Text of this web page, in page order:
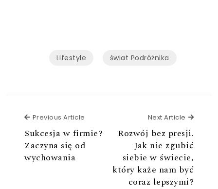
Lifestyle świat Podróżnika
Previous Article
Sukcesja w firmie?
Zaczyna się od
wychowania
Next Article Next
Rozwój bez presji.
Jak nie zgubić
siebie w świecie,
który każe nam być
coraz lepszymi?